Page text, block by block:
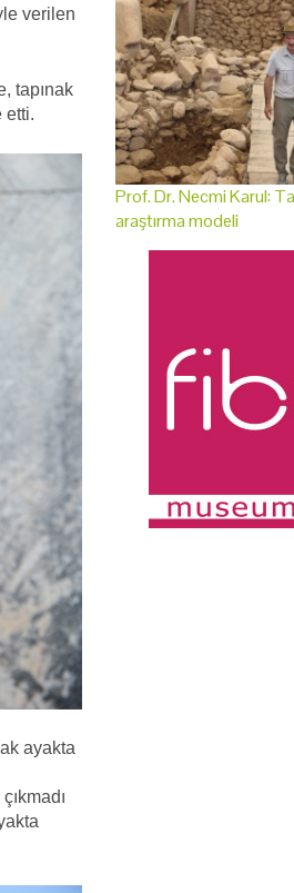
verilen
tapınak
etti.
ayakta
Prof. Dr. Necmi Karul:
araştırma modeli